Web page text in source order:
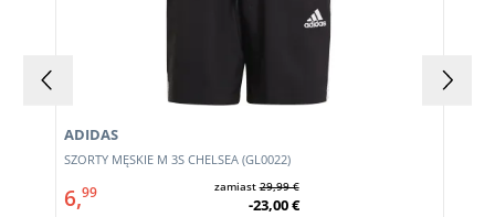
SZORTY MĘSKIE M 3S CHELSEA (GL0022)
ADIDAS
6,99 zamiast29,99 €
-23,00 €